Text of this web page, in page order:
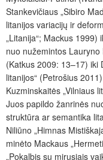
Stankevičiaus „Sibiro
litanijos variacijų ir
„Litanija“; Mackus 1999)
nuo nužemintos Lauryno
(Katkus 2009: 13–17) iki
litanijos“ (Petrošius
Kuzminskaitės „Vilniaus
Juos papildo žanrinės
struktūra ar semantika
Niliūno „Himnas
minėto Mackaus
„Pokalbis su mirusiais